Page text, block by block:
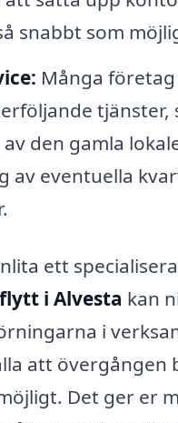
snabbt som
Många
tjänster,
den gamla
av eventuella
ett
i Alvesta kan
i
att övergången
Det ger er